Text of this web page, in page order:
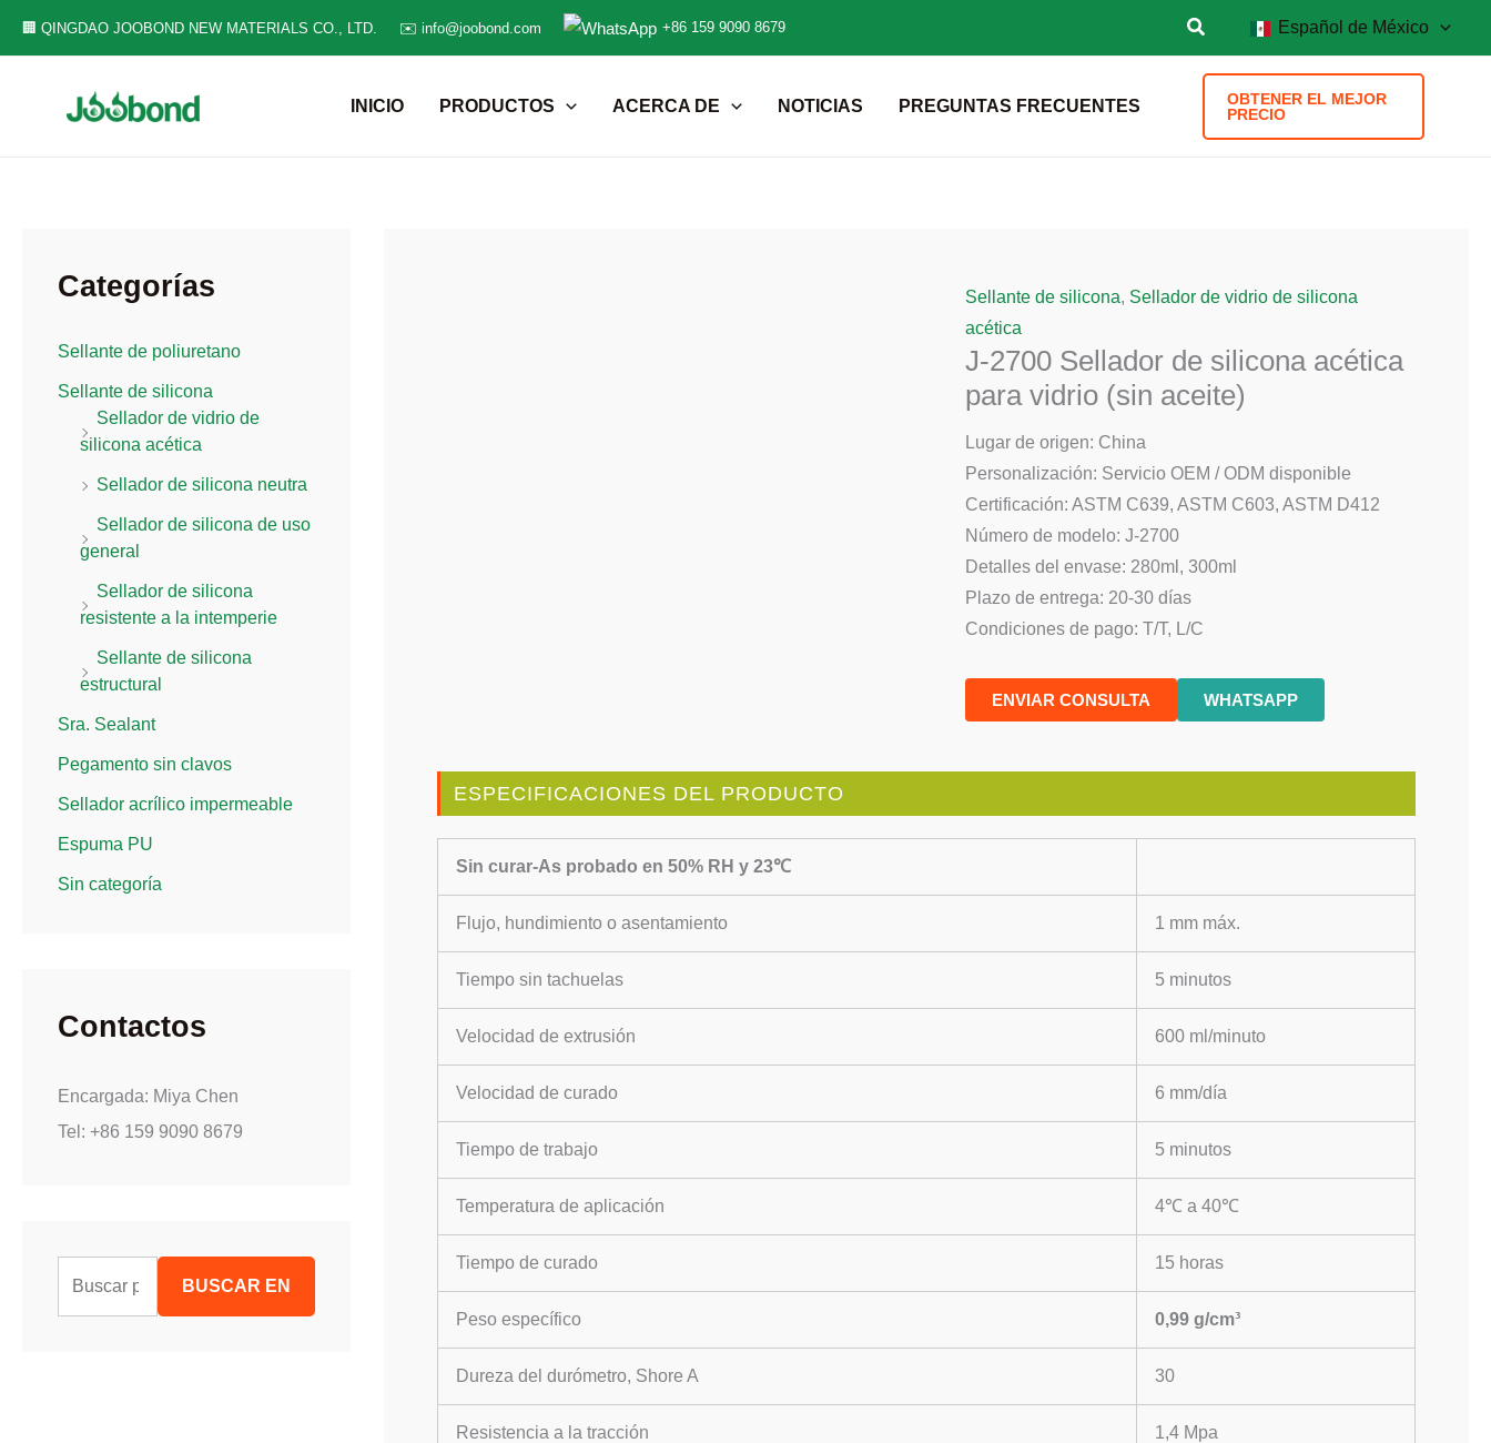
🏢 QINGDAO JOOBOND NEW MATERIALS CO., LTD. ✉️ info@joobond.com +86 159 9090 8679 Español de México
INICIO PRODUCTOS ACERCA DE NOTICIAS PREGUNTAS FRECUENTES
OBTENER EL MEJOR
PRECIO
Categorías
Sellante de poliuretano
Sellante de silicona
Sellador de vidrio de
silicona acética
Sellador de silicona neutra
Sellador de silicona de uso
general
Sellador de silicona
resistente a la intemperie
Sellante de silicona
estructural
Sra. Sealant
Pegamento sin clavos
Sellador acrílico impermeable
Espuma PU
Sin categoría
Contactos
Encargada: Miya Chen
Tel: +86 159 9090 8679
BUSCAR EN
Sellante de silicona, Sellador de vidrio de silicona
acética
J-2700 Sellador de silicona acética
para vidrio (sin aceite)
Lugar de origen: China
Personalización: Servicio OEM / ODM disponible
Certificación: ASTM C639, ASTM C603, ASTM D412
Número de modelo: J-2700
Detalles del envase: 280ml, 300ml
Plazo de entrega: 20-30 días
Condiciones de pago: T/T, L/C
ENVIAR CONSULTA WHATSAPP
ESPECIFICACIONES DEL PRODUCTO
Sin curar-As probado en 50% RH y 23℃
Flujo, hundimiento o asentamiento 1 mm máx.
Tiempo sin tachuelas 5 minutos
Velocidad de extrusión 600 ml/minuto
Velocidad de curado 6 mm/día
Tiempo de trabajo 5 minutos
Temperatura de aplicación 4℃ a 40℃
Tiempo de curado 15 horas
Peso específico 0,99 g/cm³
Dureza del durómetro, Shore A 30
Resistencia a la tracción 1,4 Mpa